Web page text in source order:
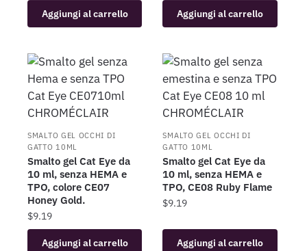
Aggiungi al carrello Aggiungi al carrello
SMALTO GEL OCCHI DI
GATTO 10ML
Smalto gel Cat Eye da
10 ml, senza HEMA e
TPO, colore CE07
Honey Gold.
$9.19
Aggiungi al carrello
SMALTO GEL OCCHI DI
GATTO 10ML
Smalto gel Cat Eye da
10 ml, senza HEMA e
TPO, CE08 Ruby Flame
$9.19
Aggiungi al carrello